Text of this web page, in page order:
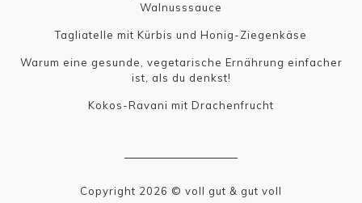
Walnusssauce
Tagliatelle mit Kürbis und Honig-Ziegenkäse
Warum eine gesunde, vegetarische Ernährung einfacher
ist, als du denkst!
Kokos-Ravani mit Drachenfrucht
Copyright 2026 © voll gut & gut voll